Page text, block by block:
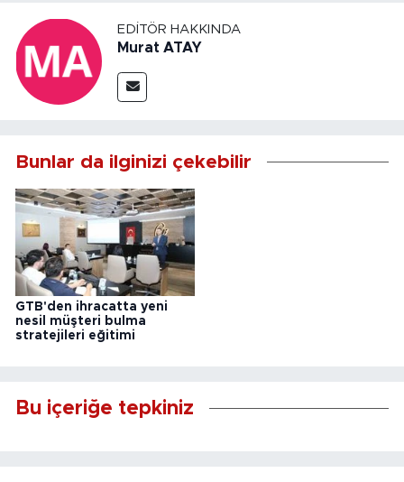
EDITÖR HAKKINDA
Murat ATAY
Bunlar da ilginizi çekebilir
GTB'den ihracatta yeni
nesil müşteri bulma
stratejileri eğitimi
Bu içeriğe tepkiniz